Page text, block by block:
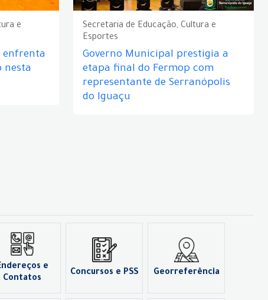
e
enfrenta
nesta
Secretaria de Educação, Cultura e
Esportes
Governo Municipal prestigia a
etapa final do Fermop com
representante de Serranópolis
do Iguaçu
e
Contatos
Concursos e PSS Georreferência